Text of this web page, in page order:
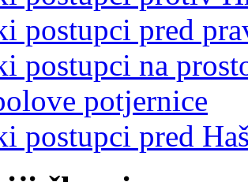
postupci pred
postupci na
potjernice
postupci pred